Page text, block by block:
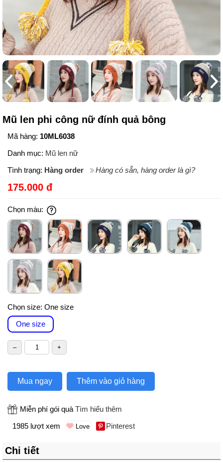
Mũ len phi công nữ đính quả bông
Mã hàng: 10ML6038
Danh mục: Mũ len nữ
Tình trạng: Hàng order Hàng có sẵn, hàng order là gì?
175.000 đ
Chọn màu:
Chọn size: One size
One size
Mua ngay Thêm vào giỏ hàng
Miễn phí gói quà Tìm hiểu thêm
1985 lượt xem
Pinterest
Chi tiết